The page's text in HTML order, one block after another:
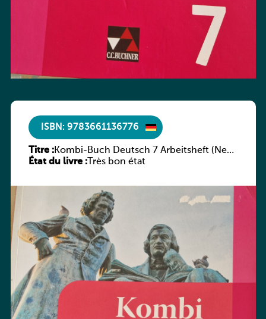
ISBN: 9783661136776
Titre :Kombi-Buch Deutsch 7 Arbeitsheft (Neue
Ausgabe Luxemburg)
État du livre :Très bon état